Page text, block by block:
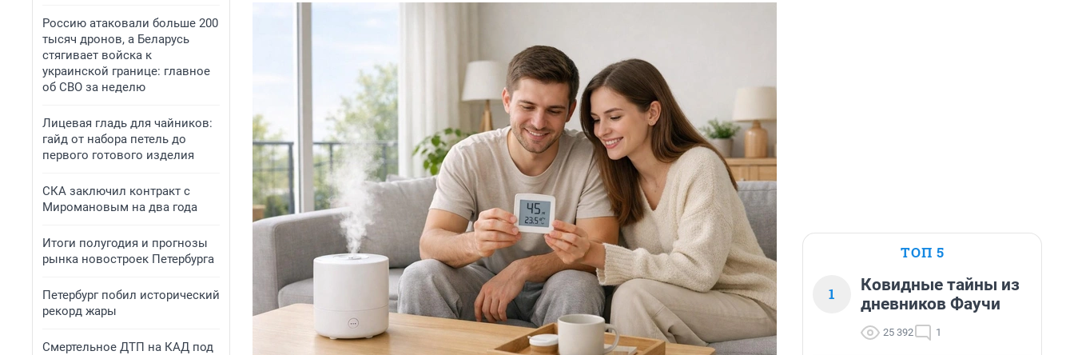
Россию атаковали больше 200
тысяч дронов, а Беларусь
стягивает войска к
украинской границе: главное
об СВО за неделю
Лицевая гладь для чайников:
гайд от набора петель до
первого готового изделия
СКА заключил контракт с
Миромановым на два года
Итоги полугодия и прогнозы
рынка новостроек Петербурга
Петербург побил исторический
рекорд жары
Смертельное ДТП на КАД под
ТОП 5
1
Ковидные тайны из
дневников Фаучи
25 392 1